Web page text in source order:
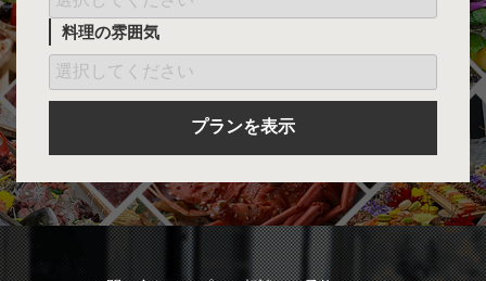
料理の雰囲気
プランを表示